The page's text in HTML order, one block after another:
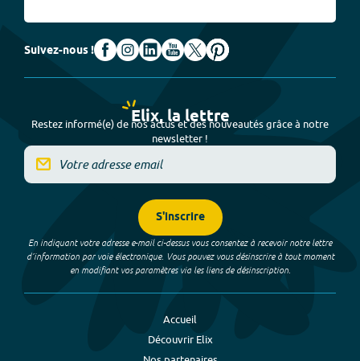
Suivez-nous !
Elix, la lettre
Restez informé(e) de nos actus et des nouveautés grâce à notre
newsletter !
S'inscrire
En indiquant votre adresse e-mail ci-dessus vous consentez à recevoir notre lettre
d’information par voie électronique. Vous pouvez vous désinscrire à tout moment
en modifiant vos paramètres via les liens de désinscription.
Accueil
Découvrir Elix